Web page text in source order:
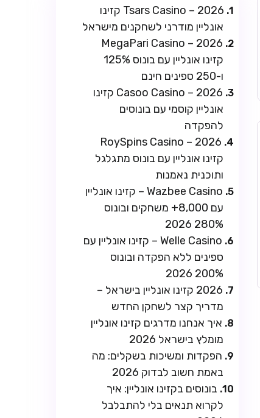
Tsars Casino – 2026 קזינו
אונליין מודרני לשחקנים מישראל
MegaPari Casino – 2026
קזינו אונליין עם בונוס 125%
ו-250 ספינים חינם
Casoo Casino – 2026 קזינו
אונליין קוסמי עם בונוסים
להפקדה
RoySpins Casino – 2026
קזינו אונליין עם בונוס מתגלגל
ותוכנית נאמנות
Wazbee Casino – קזינו אונליין
עם 8,000+ משחקים ובונוס
280% 2026
Welle Casino – קזינו אונליין עם
ספינים ללא הפקדה ובונוס
200% 2026
2026 קזינו אונליין בישראל –
מדריך קצר לשחקן החדש
איך אנחנו מדרגים קזינו אונליין
מומלץ בישראל 2026
הפקדות ומשיכות בשקלים: מה
באמת חשוב לבדוק 2026
בונוסים בקזינו אונליין: איך
לקרוא תנאים בלי להתבלבל